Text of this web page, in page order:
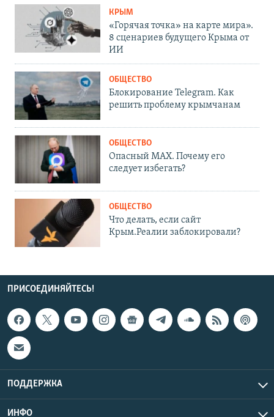
КРЫМ
«Горячая точка» на карте мира».
8 сценариев будущего Крыма от
ИИ
ОБЩЕСТВО
Блокирование Telegram. Как
решить проблему крымчанам
ОБЩЕСТВО
Опасный MAX. Почему его
следует избегать?
ОБЩЕСТВО
Что делать, если сайт
Крым.Реалии заблокировали?
ПРИСОЕДИНЯЙТЕСЬ!
ПОДДЕРЖКА
ИНФО